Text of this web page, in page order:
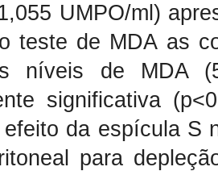
UMPO/ml)
teste de MDA as
níveis de MDA
significativa
da espícula S
para